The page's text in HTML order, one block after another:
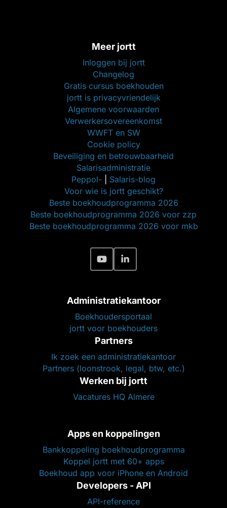
Meer jortt
Inloggen bij jortt
Changelog
Gratis cursus boekhouden
jortt is privacyvriendelijk
Algemene voorwaarden
Verwerkersovereenkomst
WWFT en SW
Cookie policy
Beveiliging en betrouwbaarheid
Salarisadministratie
Peppol-
Salaris-blog
Voor wie is jortt geschikt?
Beste boekhoudprogramma 2026
Beste boekhoudprogramma 2026 voor zzp
Beste boekhoudprogramma 2026 voor mkb
Administratiekantoor
Boekhoudersportaal
jortt voor boekhouders
Partners
Ik zoek een administratiekantoor
Partners (loonstrook, legal, btw, etc.)
Werken bij jortt
Vacatures HQ Almere
Apps en koppelingen
Bankkoppeling boekhoudprogramma
Koppel jortt met 60+ apps
Boekhoud app voor iPhone en Android
Developers - API
API-reference